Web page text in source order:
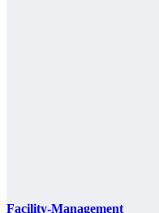
Facility-Management